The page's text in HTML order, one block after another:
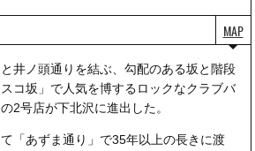
井ノ頭通りを結ぶ、勾配のある坂と階段
コ坂」で人気を博するロックなクラブバ
の2号店が下北沢に進出した。
「あずま通り」で35年以上の長きに渡
MAP